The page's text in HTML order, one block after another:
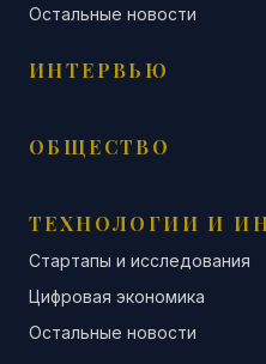
Остальные новости
ИНТЕРВЬЮ
ОБЩЕСТВО
ТЕХНОЛОГИИ И
Стартапы и исследования
Цифровая экономика
Остальные новости